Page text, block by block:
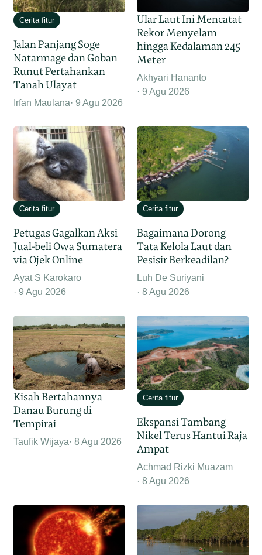
Cerita fitur
Jalan Panjang Soge
Natarmage dan Goban
Runut Pertahankan
Tanah Ulayat
Irfan Maulana 9 Agu 2026
Ular Laut Ini Mencatat
Rekor Menyelam
hingga Kedalaman 245
Meter
Akhyari Hananto
9 Agu 2026
Cerita fitur
Petugas Gagalkan Aksi
Jual-beli Owa Sumatera
via Ojek Online
Ayat S Karokaro
9 Agu 2026
Cerita fitur
Bagaimana Dorong
Tata Kelola Laut dan
Pesisir Berkeadilan?
Luh De Suriyani
8 Agu 2026
Kisah Bertahannya
Danau Burung di
Tempirai
Taufik Wijaya 8 Agu 2026
Cerita fitur
Ekspansi Tambang
Nikel Terus Hantui Raja
Ampat
Achmad Rizki Muazam
8 Agu 2026